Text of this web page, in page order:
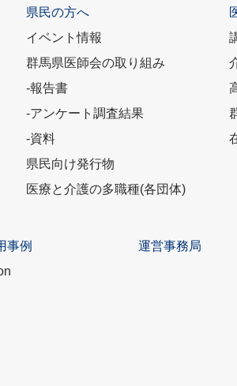
県民の方へ
イベント情報
群馬県医師会の取り組み
-報告書
-アンケート調査結果
-資料
県民向け発行物
医療と介護の多職種(各団体)
事例
運営事務局